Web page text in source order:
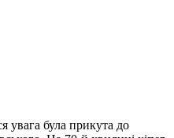
увага була прикута до